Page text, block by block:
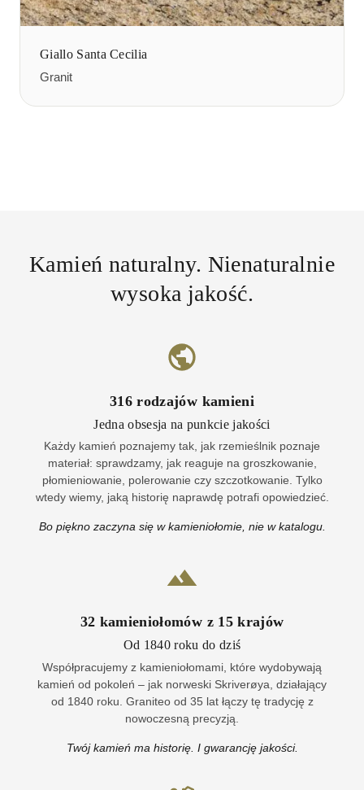
Giallo Santa Cecilia
Granit
Kamień naturalny. Nienaturalnie
wysoka jakość.
316 rodzajów kamieni
Jedna obsesja na punkcie jakości
Każdy kamień poznajemy tak, jak rzemieślnik poznaje
materiał: sprawdzamy, jak reaguje na groszkowanie,
płomieniowanie, polerowanie czy szczotkowanie. Tylko
wtedy wiemy, jaką historię naprawdę potrafi opowiedzieć.
Bo piękno zaczyna się w kamieniołomie, nie w katalogu.
32 kamieniołomów z 15krajów
Od 1840 roku do dziś
Współpracujemy z kamieniołomami, które wydobywają
kamień od pokoleń – jak norweski Skriverøya, działający
od 1840 roku. Graniteo od 35 lat łączy tę tradycję z
nowoczesną precyzją.
Twój kamień ma historię. I gwarancję jakości.